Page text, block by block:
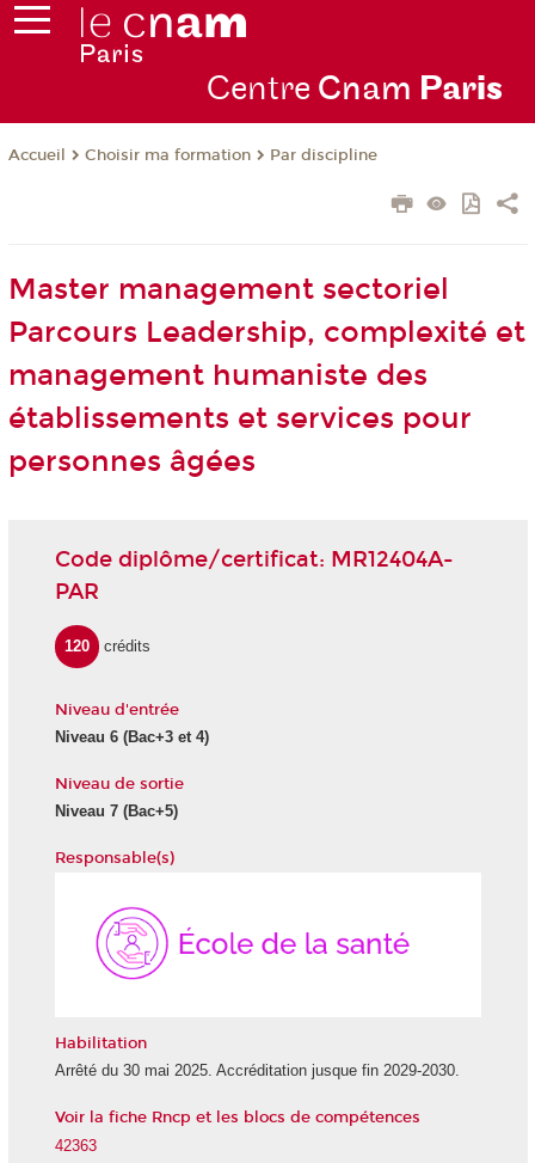
Centre Cnam Paris
Accueil Choisir ma formation Par discipline
Master management sectoriel
Parcours Leadership, complexité et
management humaniste des
établissements et services pour
personnes âgées
Code diplôme/certificat: MR12404A-
PAR
120 crédits
Niveau d'entrée
Niveau 6(Bac+3 et 4)
Niveau de sortie
Niveau 7(Bac+5)
Responsable(s)
Habilitation
Arrêté du 30 mai 2025. Accréditation jusque fin 2029-2030.
Voir la fiche Rncp et les blocs de compétences
42363